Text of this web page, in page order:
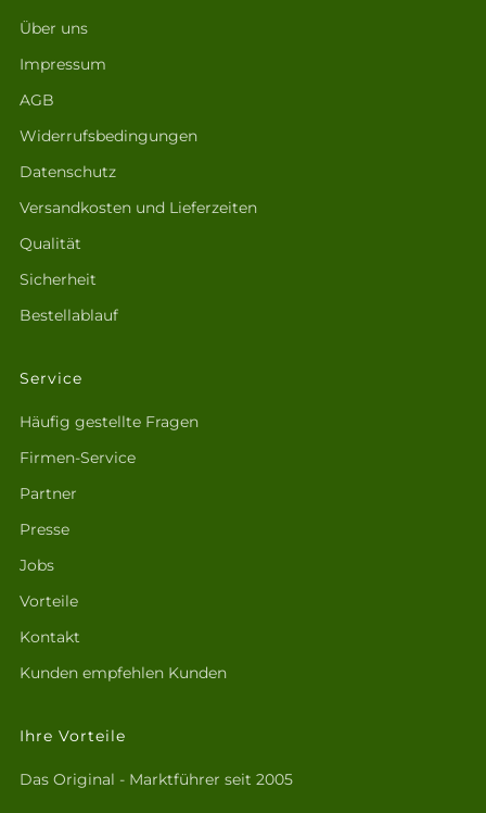
Über uns
Impressum
AGB
Widerrufsbedingungen
Datenschutz
Versandkosten und Lieferzeiten
Qualität
Sicherheit
Bestellablauf
Service
Häufig gestellte Fragen
Firmen-Service
Partner
Presse
Jobs
Vorteile
Kontakt
Kunden empfehlen Kunden
Ihre Vorteile
Das Original - Marktführer seit 2005